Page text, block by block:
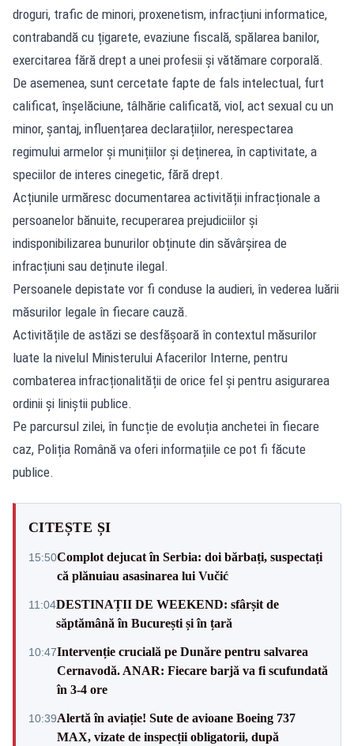
droguri, trafic de minori, proxenetism, infracțiuni informatice,
contrabandă cu țigarete, evaziune fiscală, spălarea banilor,
exercitarea fără drept a unei profesii și vătămare corporală.
De asemenea, sunt cercetate fapte de fals intelectual, furt
calificat, înșelăciune, tâlhărie calificată, viol, act sexual cu un
minor, șantaj, influențarea declarațiilor, nerespectarea
regimului armelor și munițiilor și deținerea, în captivitate, a
speciilor de interes cinegetic, fără drept.
Acțiunile urmăresc documentarea activității infracționale a
persoanelor bănuite, recuperarea prejudiciilor și
indisponibilizarea bunurilor obținute din săvârșirea de
infracțiuni sau deținute ilegal.
Persoanele depistate vor fi conduse la audieri, în vederea luării
măsurilor legale în fiecare cauză.
Activitățile de astăzi se desfășoară în contextul măsurilor
luate la nivelul Ministerului Afacerilor Interne, pentru
combaterea infracționalității de orice fel și pentru asigurarea
ordinii și liniștii publice.
Pe parcursul zilei, în funcție de evoluția anchetei în fiecare
caz, Poliția Română va oferi informațiile ce pot fi făcute
publice.
CITEȘTE ȘI
15:50Complot dejucat în Serbia: doi bărbați, suspectați
că plănuiau asasinarea lui Vučić
11:04DESTINAȚII DE WEEKEND: sfârșit de
săptămână în București și în țară
10:47Intervenție crucială pe Dunăre pentru salvarea
Cernavodă. ANAR: Fiecare barjă va fi scufundată
în 3-4 ore
10:39Alertă în aviație! Sute de avioane Boeing 737
MAX, vizate de inspecții obligatorii, după